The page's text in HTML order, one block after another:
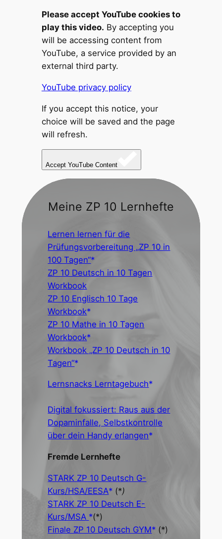
Please accept YouTube cookies to
play this video. By accepting you
will be accessing content from
YouTube, a service provided by an
external third party.
YouTube privacy policy
If you accept this notice, your
choice will be saved and the page
will refresh.
Accept YouTube Content
Meine ZP 10 Lernhefte
Lernen lernen für die
Prüfungsvorbereitung „ZP 10 in
100 Tagen“
ZP 10 Deutsch in 10 Tagen
Workbook
ZP 10 Englisch 10 Tage
Workbook
ZP 10 Mathe in 10 Tagen
Workbook
Workbook „ZP 10 Deutsch in 10
Tagen“
Lernsnacks Lerntagebuch
Digital fokussiert: Raus aus der
Dopaminfalle, Selbstkontrolle
über dein Handy erlangen
Fremde Lernhefte
STARK ZP 10 Deutsch G-
Kurs/HSA/EESA
(*)
STARK ZP 10 Deutsch E-
Kurs/MSA
(*)
Finale ZP 10 Deutsch GYM
(*)